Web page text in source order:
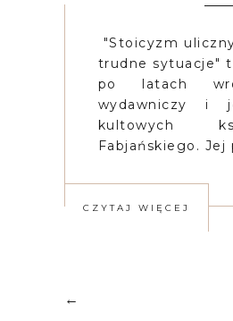
"Stoicyzm
trudne sytuacje"
po latach
wydawniczy
kultowych
Fabjańskiego. Jej
CZYTAJ WIĘCEJ
←